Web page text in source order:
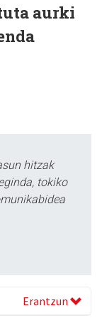
aurki
hitzak
tokiko
Erantzun